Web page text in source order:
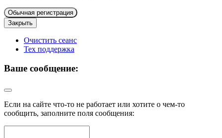
Обычная регистрация
Закрыть
Очистить сеанс
Тех поддержка
Ваше сообщение:
Если на сайте что-то не работает или хотите о чем-то
сообщить, заполните поля сообщения: